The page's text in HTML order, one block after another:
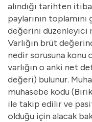
alındığı tarihten
paylarının
değerini düzenleyici
Varlığın brüt
nedir sorusuna konu
varlığın o anki net
değeri) bulunur.
muhasebe kodu
ile takip edilir ve
olduğu için alacak